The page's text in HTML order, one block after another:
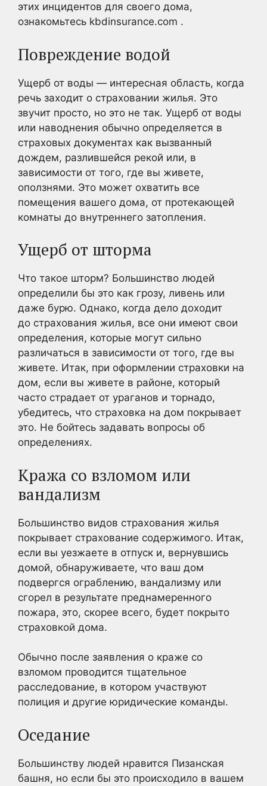
этих инцидентов для своего дома,
ознакомьтесь kbdinsurance.com .
Повреждение водой
Ущерб от воды — интересная область, когда
речь заходит о страховании жилья. Это
звучит просто, но это не так. Ущерб от воды
или наводнения обычно определяется в
страховых документах как вызванный
дождем, разлившейся рекой или, в
зависимости от того, где вы живете,
оползнями. Это может охватить все
помещения вашего дома, от протекающей
комнаты до внутреннего затопления.
Ущерб от шторма
Что такое шторм? Большинство людей
определили бы это как грозу, ливень или
даже бурю. Однако, когда дело доходит
до страхования жилья, все они имеют свои
определения, которые могут сильно
различаться в зависимости от того, где вы
живете. Итак, при оформлении страховки на
дом, если вы живете в районе, который
часто страдает от ураганов и торнадо,
убедитесь, что страховка на дом покрывает
это. Не бойтесь задавать вопросы об
определениях.
Кража со взломом или
вандализм
Большинство видов страхования жилья
покрывает страхование содержимого. Итак,
если вы уезжаете в отпуск и, вернувшись
домой, обнаруживаете, что ваш дом
подвергся ограблению, вандализму или
сгорел в результате преднамеренного
пожара, это, скорее всего, будет покрыто
страховкой дома.
Обычно после заявления о краже со
взломом проводится тщательное
расследование, в котором участвуют
полиция и другие юридические команды.
Оседание
Большинству людей нравится Пизанская
башня, но если бы это происходило в вашем